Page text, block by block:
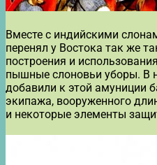
Вместе с индийскими
перенял у Востока так же
построения и
пышные слоновьи уборы. В
добавили к этой амуниции
экипажа, вооруженного
и некоторые элементы